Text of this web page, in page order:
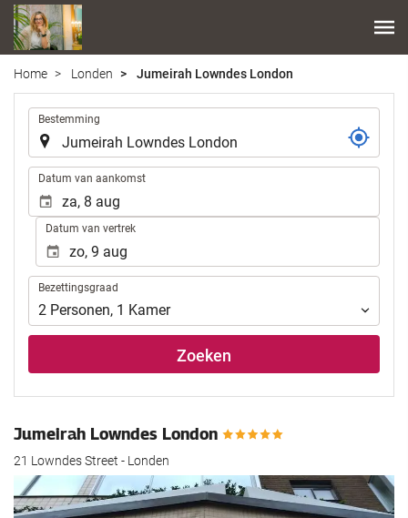
Home Londen Jumeirah Lowndes London
Bestemming
Datum van aankomst
Datum van vertrek
Bezettingsgraad
Bezettingsgraad
2 Personen, 1 Kamer
Zoeken
Jumeirah Lowndes London
21 Lowndes Street - Londen